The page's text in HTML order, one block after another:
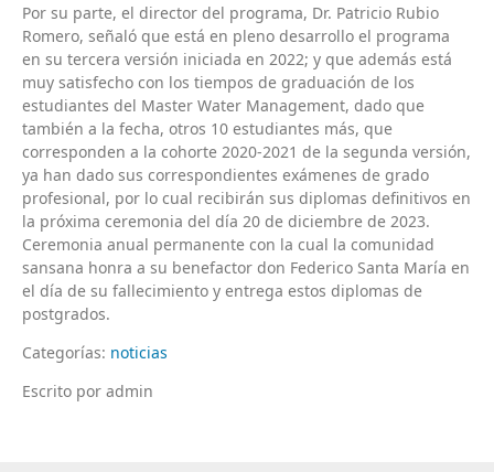
Por su parte, el director del programa, Dr. Patricio Rubio
Romero, señaló que está en pleno desarrollo el programa
en su tercera versión iniciada en 2022; y que además está
muy satisfecho con los tiempos de graduación de los
estudiantes del Master Water Management, dado que
también a la fecha, otros 10 estudiantes más, que
corresponden a la cohorte 2020-2021 de la segunda versión,
ya han dado sus correspondientes exámenes de grado
profesional, por lo cual recibirán sus diplomas definitivos en
la próxima ceremonia del día 20 de diciembre de 2023.
Ceremonia anual permanente con la cual la comunidad
sansana honra a su benefactor don Federico Santa María en
el día de su fallecimiento y entrega estos diplomas de
postgrados.
Categorías: noticias
Escrito por admin